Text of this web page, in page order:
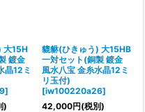
大15H
鍍金
晶12ミ
]
)
貔貅(ひきゅう) 大15HB
一対セット(銅製 鍍金
風水八宝 金糸水晶12ミ
リ玉付)
[iw100220a26]
42,000円(税別)